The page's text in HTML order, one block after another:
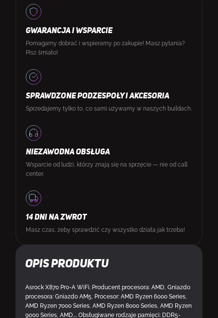
Opis produktu
Asrock X870 Pro-A WiFi. Producent procesora: AMD, Gniazdo
procesora: Gniazdo AM5, Procesor: AMD Ryzen 6000 Series,
AMD Ryzen 7000 Series, AMD Ryzen 8000 Series, AMD Ryzen
9000 Series, AMD.... Obsługiwane rodzaje pamięci: DDR5-
GWARANCJA I WSPARCIE
Pomagamy dobrać i wspieramy po zakupie! Masz pytania?
Pisz śmiało!
SPRAWDZONE PODZESPOŁY I AKCESORIA
Sprzedajemy tylko to, co sami używamy w naszych buildach.
NIEZAWODNA OBSŁUGA
Wsparcie od ludzi, którzy znają się na sprzęcie — nie od call
center.
14 DNI NA ZWROT
Masz czas, żeby sprawdzić czy wszystko działa jak trzeba!